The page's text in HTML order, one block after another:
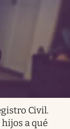
Civil.
a qué